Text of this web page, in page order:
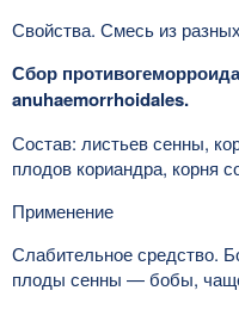
Свойства. Смесь из
Сбор
anuhaemorrhoidales.
Состав: листьев сенны,
плодов кориандра, корня
Применение
Слабительное средство.
плоды сенны — бобы,